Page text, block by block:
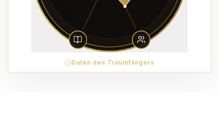
Daten des Traumfängers